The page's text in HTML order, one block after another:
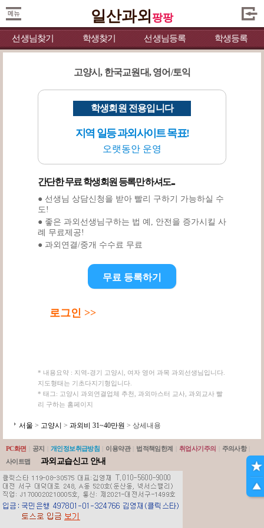
일산과외 팡팡
선생님찾기 학생찾기 선생님등록 학생등록
고양시, 한국교원대, 영어/토익
학생회원 전용입니다
지역 일등 과외사이트 목표!
오랫동안 운영
간단한 무료 학생회원 등록만 하셔도...
● 선생님 상담신청을 받아 빨리 구하기 가능하실 수
도!
● 좋은 과외선생님구하는 법 예, 안전을 증가시킬 사
례 무료제공!
● 과외연결/중개 수수료 무료
무료 등록하기
로그인 >>
* 내용요약 : 지역-경기 고양시, 여자 영어 과목 과외선생님입니다.
지도형태는 기초다지기형입니다.
* 태그: 고양시 과외연결업체 추천, 과외마스터 교사, 과외교사 빨
리 구하는 홈페이지
서울 > 고양시 > 과외비 31~40만원 > 상세내용
PC화면 공지 개인정보취급방침 이용약관 법적책임한계 취업사기주의 주의사항
사이트맵
과외교습신고 안내